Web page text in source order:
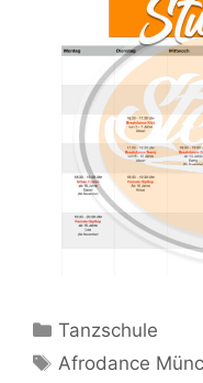
Kategorien
Tanzschule
Schlagwörter
Afrodance